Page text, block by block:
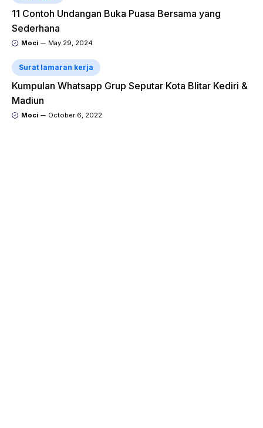
11 Contoh Undangan Buka Puasa Bersama yang
Sederhana
Moci May 29, 2024
Surat lamaran kerja
Kumpulan Whatsapp Grup Seputar Kota Blitar Kediri &
Madiun
Moci October 6, 2022